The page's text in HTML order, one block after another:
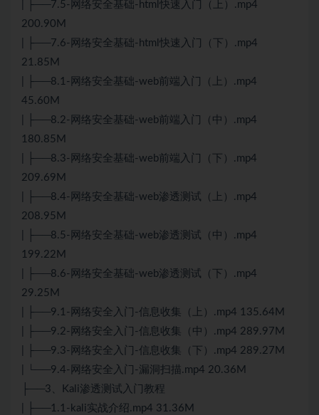
| ├──7.5-网络安全基础-html快速入门（上）.mp4
200.90M
| ├──7.6-网络安全基础-html快速入门（下）.mp4
21.85M
| ├──8.1-网络安全基础-web前端入门（上）.mp4
45.60M
| ├──8.2-网络安全基础-web前端入门（中）.mp4
180.85M
| ├──8.3-网络安全基础-web前端入门（下）.mp4
209.69M
| ├──8.4-网络安全基础-web渗透测试（上）.mp4
208.95M
| ├──8.5-网络安全基础-web渗透测试（中）.mp4
199.22M
| ├──8.6-网络安全基础-web渗透测试（下）.mp4
29.25M
| ├──9.1-网络安全入门-信息收集（上）.mp4 135.64M
| ├──9.2-网络安全入门-信息收集（中）.mp4 289.97M
| ├──9.3-网络安全入门-信息收集（下）.mp4 289.27M
| └──9.4-网络安全入门-漏洞扫描.mp4 20.36M
├──3、Kali渗透测试入门教程
| ├──1.1-kali实战介绍.mp4 31.36M